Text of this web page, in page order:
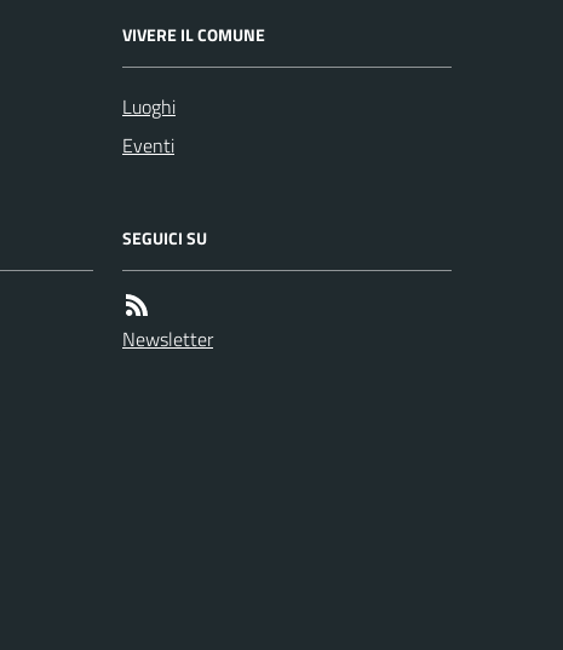
VIVERE IL COMUNE
Luoghi
Eventi
SEGUICI SU
Newsletter